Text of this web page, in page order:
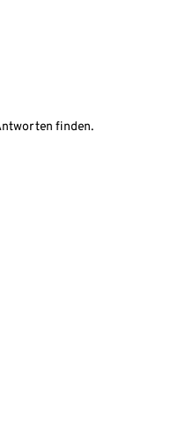
finden.